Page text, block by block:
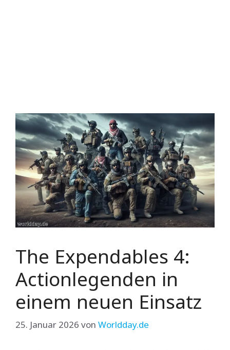
The Expendables 4:
Actionlegenden in
einem neuen Einsatz
25. Januar 2026 von Worldday.de